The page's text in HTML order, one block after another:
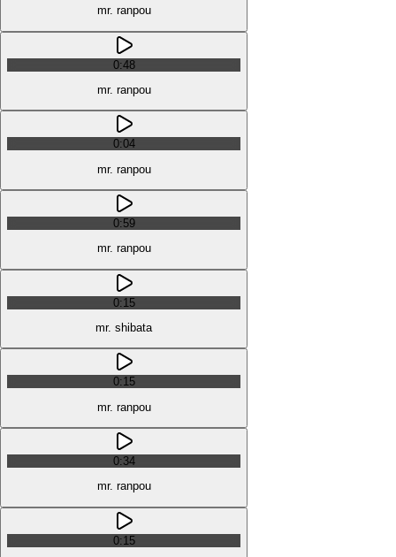
mr. ranpou
0:48
mr. ranpou
0:04
mr. ranpou
0:59
mr. ranpou
0:15
mr. shibata
0:15
mr. ranpou
0:34
mr. ranpou
0:15